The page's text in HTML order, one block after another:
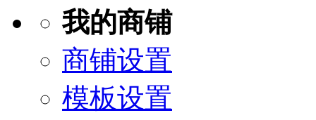
我的商铺
商铺设置
模板设置